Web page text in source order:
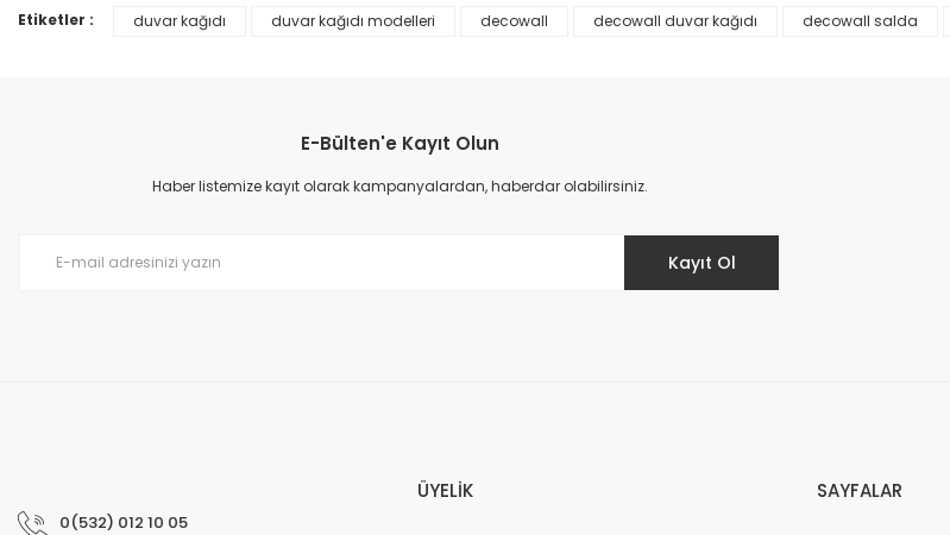
Ürün bilgilerinde hatalar bulunuyor.
Gönder
Etiketler : duvar kağıdı duvar kağıdı modelleri decowall decowall duvar kağıdı decowall salda
E-Bülten'e Kayıt Olun
Haber listemize kayıt olarak kampanyalardan, haberdar olabilirsiniz.
Kayıt Ol
0(532) 012 10 05
ÜYELİK SAYFALAR